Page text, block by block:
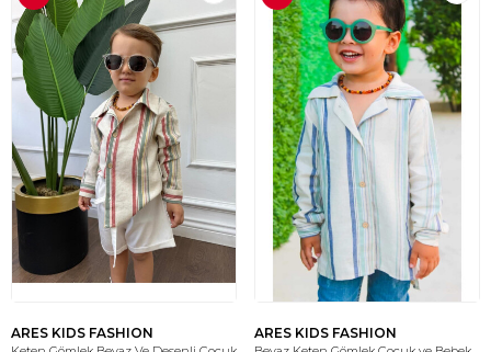
ARES KIDS FASHION ARES KIDS FASHION